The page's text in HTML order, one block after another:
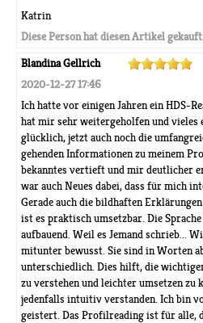
Katrin
Diese Person hat diesen Artikel
Blandina Gellrich
2020-12-27 17:46
Ich hatte vor einigen Jahren ein HDS-
hat mir sehr weitergeholfen und
glücklich, jetzt auch noch die
gehenden Informationen zu meinem
bekanntes vertieft und mir deutlicher
war auch Neues dabei, dass für mich
Gerade auch die bildhaften
ist es praktisch umsetzbar. Die
aufbauend. Weil es Jemand schrieb...
mitunter bewusst. Sie sind in Worten
unterschiedlich. Dies hilft, die
zu verstehen und leichter umsetzen zu
jedenfalls intuitiv verstanden. Ich bin
geistert. Das Profilreading ist für alle,